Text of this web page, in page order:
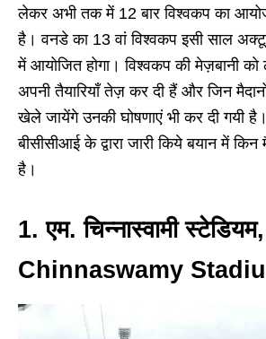
लेकर अभी तक में 12 बार विश्वकप का
है। वनडे का 13 वां विश्वकप इसी साल
में आयोजित होगा। विश्वकप की मेज़बानी
अपनी तैयारियाँ तेज़ कर दी हैं और जिन
खेले जायेंगे उनकी घोषणाएं भी कर दी गयी
बीसीसीआई के द्वारा जारी किये बयान में किन
है।
1. एम. चिन्नास्वामी
Chinnaswamy